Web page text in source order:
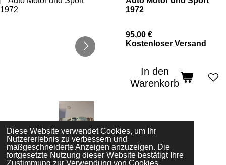
Diese Website verwendet Cookies, um Ihr
Nutzererlebnis zu verbessern und
maßgeschneiderte Anzeigen anzuzeigen. Die
fortgesetzte Nutzung dieser Website bestätigt Ihre
1972
95,00 €
Kostenloser Versand
In den
Warenkorb